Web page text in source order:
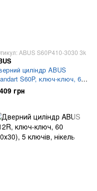
ABUS S60P410-3030 3k
циліндр ABUS
S60P, ключ-ключ, 60
3 ключі, нікель
грн